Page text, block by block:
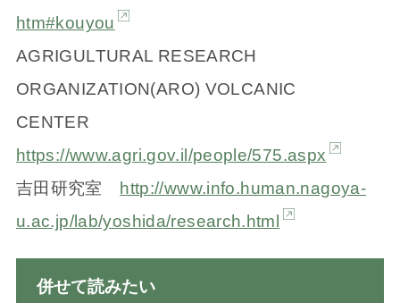
htm#kouyou
AGRIGULTURAL RESEARCH
ORGANIZATION(ARO) VOLCANIC
CENTER
https://www.agri.gov.il/people/575.aspx
吉田研究室 http://www.info.human.nagoya-
u.ac.jp/lab/yoshida/research.html
併せて読みたい